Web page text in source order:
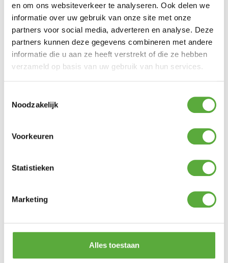
en om ons websiteverkeer te analyseren. Ook delen we
informatie over uw gebruik van onze site met onze
partners voor social media, adverteren en analyse. Deze
partners kunnen deze gegevens combineren met andere
informatie die u aan ze heeft verstrekt of die ze hebben
verzameld op basis van uw gebruik van hun services.
Noodzakelijk
Voorkeuren
Statistieken
Marketing
Alles toestaan
Gratis verzending vanaf €250,-*
Achteraf betalen mogelijk
123 Products Wasborstel WDL Bileve PBT 3×140 cm
Bo-Camp Legkast Deluxe laag 97x57x47cm
€129,95
Gently Teerverwijderaar
€13,95